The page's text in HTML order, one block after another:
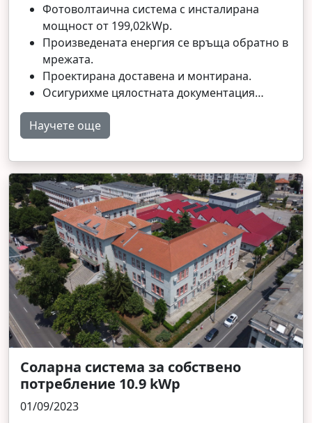
Фотоволтаична система с инсталирана
мощност от 199,02kWp.
Произведената енергия се връща обратно в
мрежата.
Проектирана доставена и монтирана.
Осигурихме цялостната документация…
Научете още
Соларна система за собствено
потребление 10.9 kWp
01/09/2023